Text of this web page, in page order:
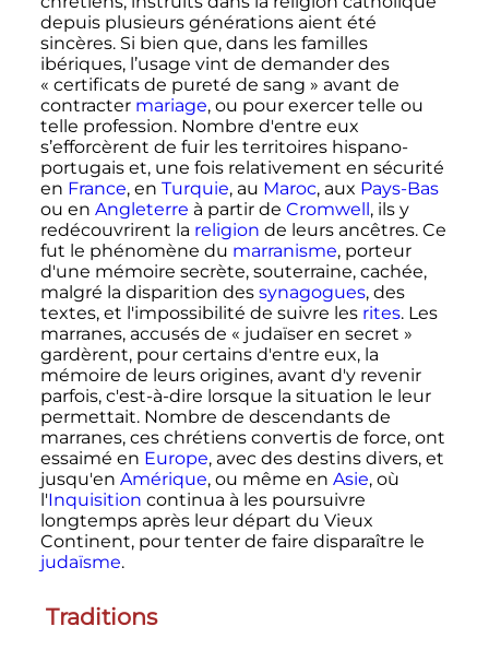
depuis plusieurs générations aient été
sincères. Si bien que, dans les familles
ibériques, l’usage vint de demander des
« certificats de pureté de sang » avant de
contracter mariage, ou pour exercer telle ou
telle profession. Nombre d'entre eux
s’efforcèrent de fuir les territoires hispano-
portugais et, une fois relativement en sécurité
en France, en Turquie, au Maroc, aux Pays-Bas
ou en Angleterre à partir de Cromwell , ils y
redécouvrirent la religion de leurs ancêtres. Ce
fut le phénomène du marranisme, porteur
d'une mémoire secrète, souterraine, cachée,
malgré la disparition des synagogues, des
textes, et l'impossibilité de suivre les rites. Les
marranes, accusés de « judaïser en secret »
gardèrent, pour certains d'entre eux, la
mémoire de leurs origines, avant d'y revenir
parfois, c'est-à-dire lorsque la situation le leur
permettait. Nombre de descendants de
marranes, ces chrétiens convertis de force, ont
essaimé en Europe, avec des destins divers, et
jusqu'en Amérique, ou même en Asie, où
l'Inquisition continua à les poursuivre
longtemps après leur départ du Vieux
Continent, pour tenter de faire disparaître le
judaïsme.
Traditions